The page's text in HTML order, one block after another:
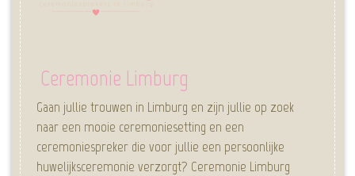
Ceremonie Limburg
Gaan jullie trouwen in Limburg en zijn jullie op zoek
naar een mooie ceremoniesetting en een
ceremoniespreker die voor jullie een persoonlijke
huwelijksceremonie verzorgt? Ceremonie Limburg